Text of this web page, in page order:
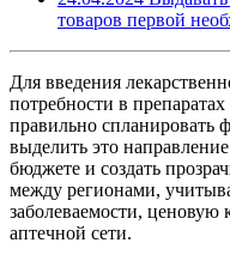
товаров первой
Для введения
потребности в
правильно спланировать
выделить это
бюджете и создать
между регионами,
заболеваемости, ценовую
аптечной сети.